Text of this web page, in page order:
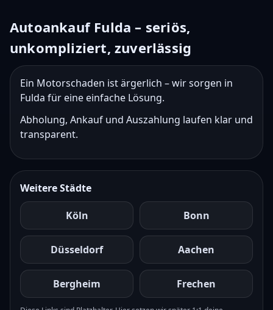
Autoankauf Fulda – seriös,
unkompliziert, zuverlässig
Ein Motorschaden ist ärgerlich – wir sorgen in
Fulda für eine einfache Lösung.
Abholung, Ankauf und Auszahlung laufen klar und
transparent.
Weitere Städte
Köln Bonn
Düsseldorf Aachen
Bergheim Frechen